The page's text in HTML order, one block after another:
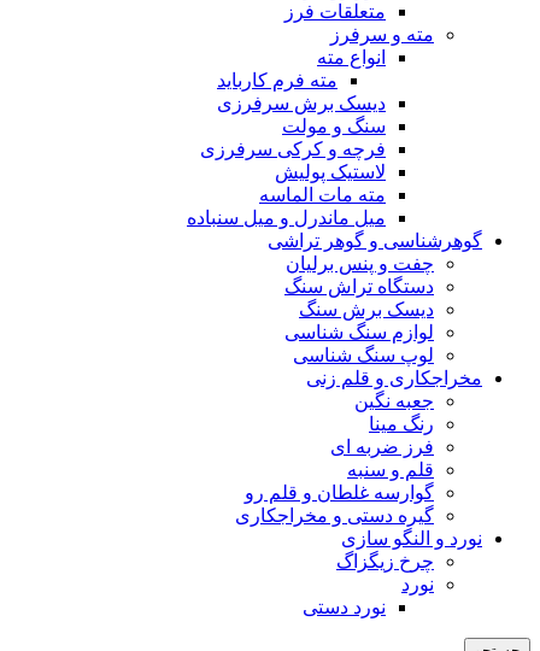
متعلقات فرز
مته و سرفرز
انواع مته
مته فرم کارباید
دیسک برش سرفرزی
سنگ و مولت
فرچه و کرکی سرفرزی
لاستیک پولیش
مته مات الماسه
میل ماندرل و میل سنباده
گوهرشناسی و گوهر تراشی
چفت و پنس برلیان
دستگاه تراش سنگ
دیسک برش سنگ
لوازم سنگ شناسی
لوپ سنگ شناسی
مخراجکاری و قلم زنی
جعبه نگین
رنگ مینا
فرز ضربه ای
قلم و سنبه
گوارسه غلطان و قلم رو
گیره دستی و مخراجکاری
نورد و النگو سازی
چرخ زیگزاگ
نورد
نورد دستی